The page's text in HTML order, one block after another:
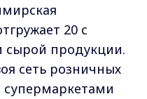
20 с
сырой продукции.
сеть розничных